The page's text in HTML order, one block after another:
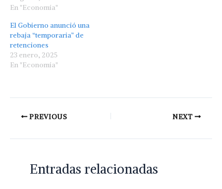
En "Economía"
El Gobierno anunció una
rebaja “temporaria” de
retenciones
23 enero, 2025
En "Economía"
PREVIOUS NEXT
Entradas relacionadas